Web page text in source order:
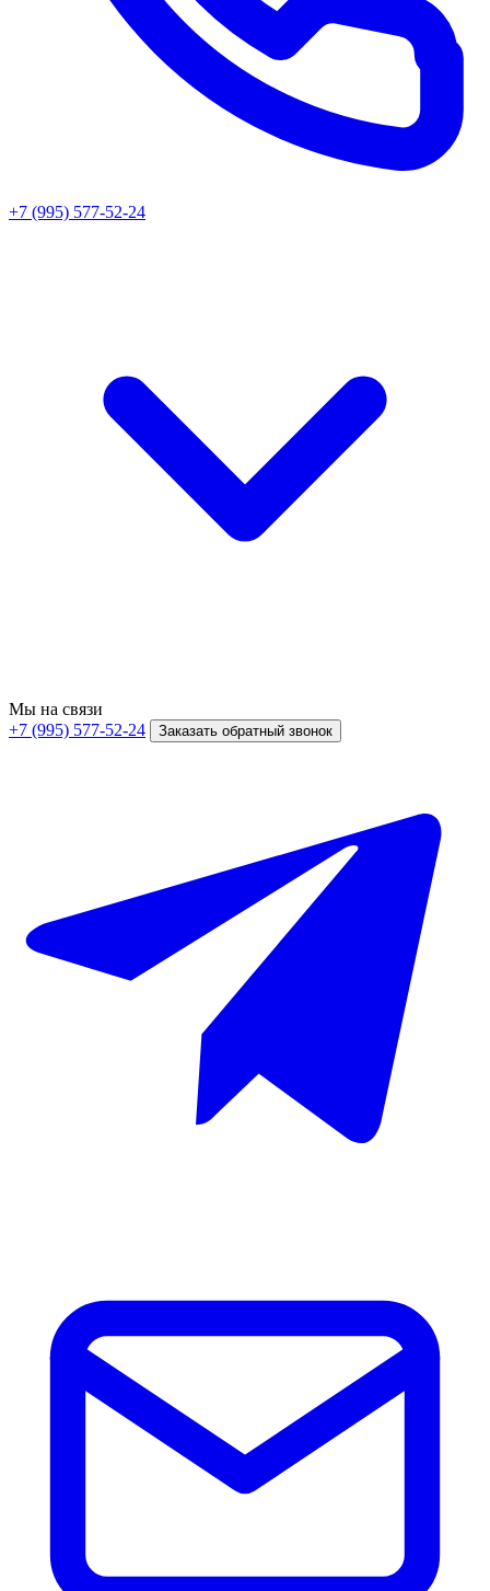
+7 (995) 577-52-24
Мы на связи
+7 (995) 577-52-24
Заказать обратный звонок